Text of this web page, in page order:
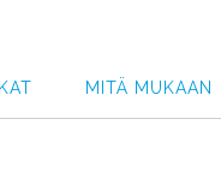
MITÄ MUKAAN